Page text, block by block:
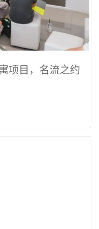
项目，名流之约